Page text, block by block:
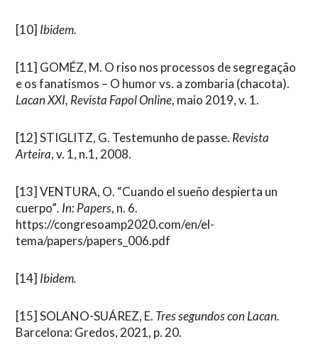
[10] Ibidem.
[11] GOMÉZ, M. O riso nos processos de segregação
e os fanatismos – O humor vs. a zombaria (chacota).
Lacan XXI, Revista Fapol Online, maio 2019, v. 1.
[12] STIGLITZ, G. Testemunho de passe. Revista
Arteira, v. 1, n.1, 2008.
[13] VENTURA, O. “Cuando el sueño despierta un
cuerpo”. In: Papers, n. 6.
https://congresoamp2020.com/en/el-
tema/papers/papers_006.pdf
[14] Ibidem.
[15] SOLANO-SUÁREZ, E. Tres segundos con Lacan.
Barcelona: Gredos, 2021, p. 20.